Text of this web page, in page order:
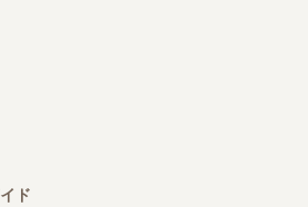
ざいました。
ド